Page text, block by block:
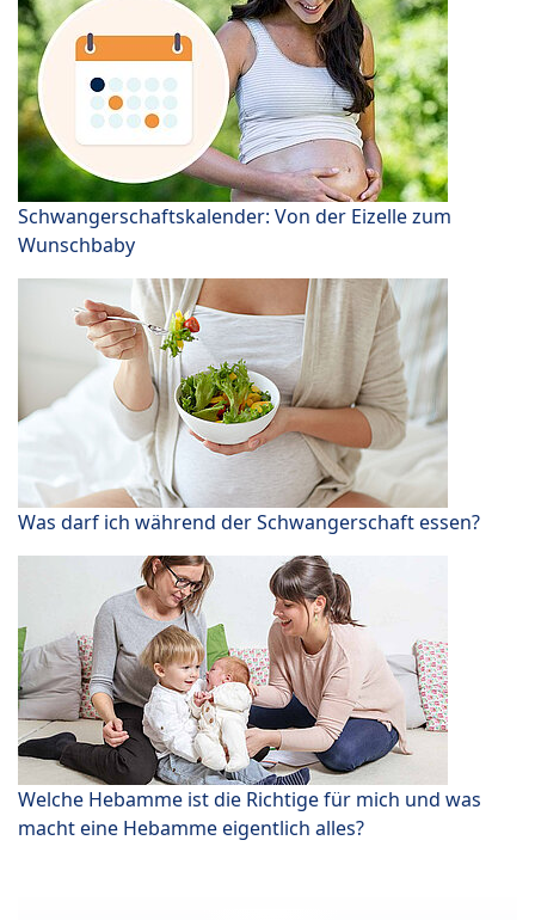
Schwangerschaftskalender: Von der Eizelle zum
Wunschbaby
Was darf ich während der Schwangerschaft essen?
Welche Hebamme ist die Richtige für mich und was
macht eine Hebamme eigentlich alles?